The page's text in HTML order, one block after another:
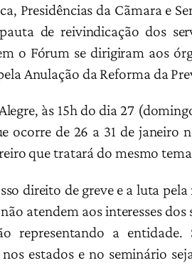
Presidências da Cãmara e
de reivindicação dos
o Fórum se dirigiram aos
Anulação da Reforma da
às 15h do dia 27
ocorre de 26 a 31 de janeiro
que tratará do mesmo
direito de greve e a luta pela
atendem aos interesses dos
representando a entidade.
estados e no seminário